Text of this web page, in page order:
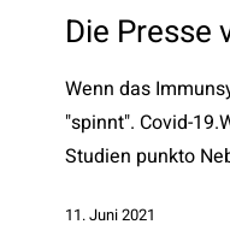
vom
11.6.2021
Die Presse
Wenn das
"spinnt". Covid-
Studien punkto
11. Juni 2021